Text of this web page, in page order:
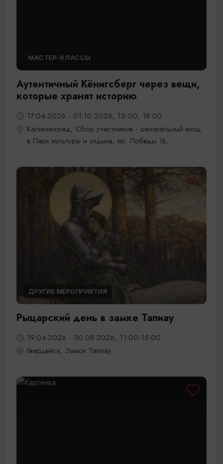
МАСТЕР-КЛАССЫ
Аутентичный Кёнигсберг через вещи,
которые хранят историю
17.04.2026 - 01.10.2026, 15:00, 18:00
Калининград, Сбор участников - центральный вход
в Парк культуры и отдыха, пр. Победы 1Б,
ДРУГИЕ МЕРОПРИЯТИЯ
Рыцарский день в замке Тапиау
19.04.2026 - 30.08.2026, 11:00-15:00
Гвардейск, Замок Тапиау